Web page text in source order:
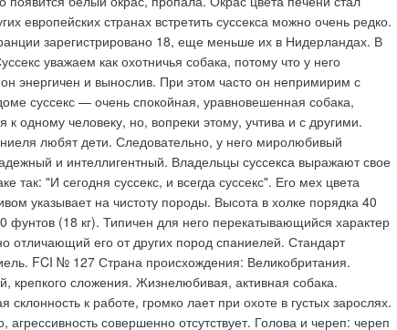
европейских странах встретить суссекса можно очень редко.
зарегистрировано 18, еще меньше их в Нидерландах. В
уважаем как охотничья собака, потому что у него
энергичен и вынослив. При этом часто он непримирим с
суссекс — очень спокойная, уравновешенная собака,
к одному человеку, но, вопреки этому, учтива и с другими.
любят дети. Следовательно, у него миролюбивый
и интеллигентный. Владельцы суссекса выражают свое
так: "И сегодня суссекс, и всегда суссекс". Его мех цвета
указывает на чистоту породы. Высота в холке порядка 40
фунтов (18 кг). Типичен для него перекатывающийся характер
отличающий его от других пород спаниелей. Стандарт
FCI № 127 Страна происхождения: Великобритания.
крепкого сложения. Жизнелюбивая, активная собака.
склонность к работе, громко лает при охоте в густых зарослях.
агрессивность совершенно отсутствует. Голова и череп: череп